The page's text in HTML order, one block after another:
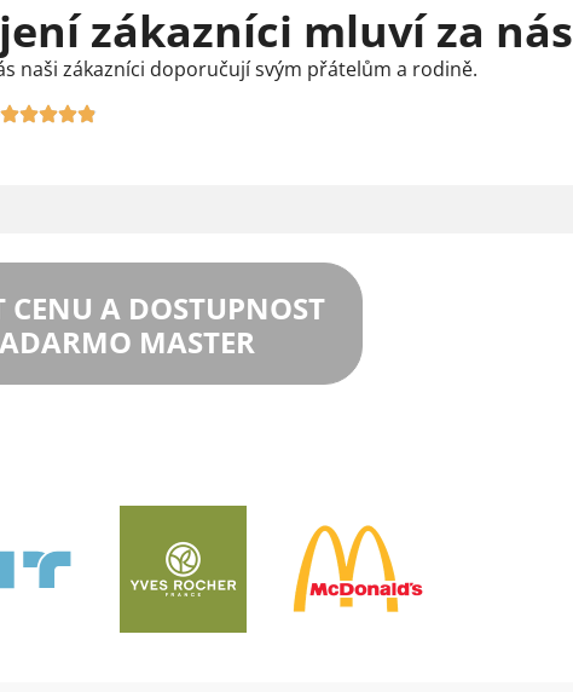
zákazníci mluví za nás
naši zákazníci doporučují svým přátelům a rodině.
CENU A DOSTUPNOST
MASTER